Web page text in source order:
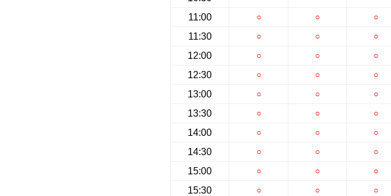
11:00
11:30
12:00
12:30
13:00
13:30
14:00
14:30
15:00
15:30
○
○
○
○
○
○
○
○
○
○
○
○
○
○
○
○
○
○
○
○
○
○
○
○
○
○
○
○
○
○